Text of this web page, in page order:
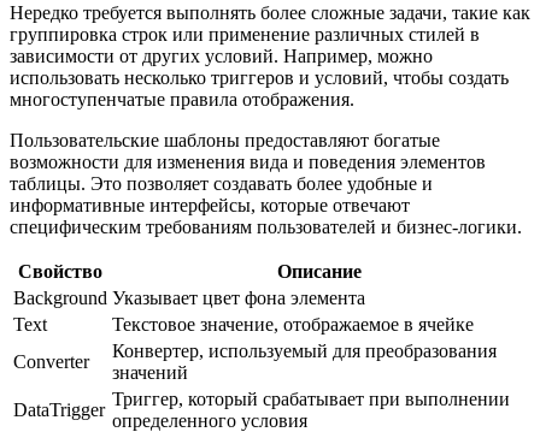
Нередко требуется выполнять более сложные задачи, такие как
группировка строк или применение различных стилей в
зависимости от других условий. Например, можно
использовать несколько триггеров и условий, чтобы создать
многоступенчатые правила отображения.
Пользовательские шаблоны предоставляют богатые
возможности для изменения вида и поведения элементов
таблицы. Это позволяет создавать более удобные и
информативные интерфейсы, которые отвечают
специфическим требованиям пользователей и бизнес-логики.
Свойство
Описание
Background Указывает цвет фона элемента
Text
Текстовое значение, отображаемое в ячейке
Converter
Конвертер, используемый для преобразования
значений
DataTrigger
Триггер, который срабатывает при выполнении
определенного условия